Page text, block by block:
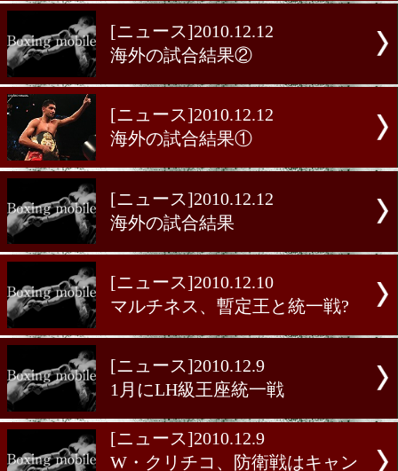
[ニュース]2010.12.16
[ニュース]2010.12.15
クリチコの次戦は!?
[ニュース]2010.12.12
海外の試合結果③
海外の試合結果②
[ニュース]2010.12.12